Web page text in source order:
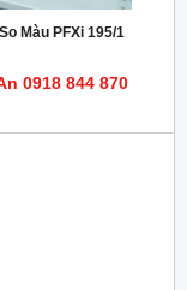
Màu PFXi 195/1
0918 844 870